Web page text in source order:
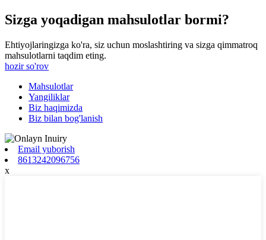
Sizga yoqadigan mahsulotlar bormi?
Ehtiyojlaringizga ko'ra, siz uchun moslashtiring va sizga qimmatroq
mahsulotlarni taqdim eting.
hozir so'rov
Mahsulotlar
Yangiliklar
Biz haqimizda
Biz bilan bog'lanish
Email yuborish
8613242096756
x